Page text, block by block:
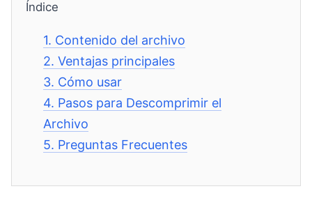
Índice
1. Contenido del archivo
2.Ventajas principales
3. Cómo usar
4. Pasos para Descomprimir el
Archivo
5. Preguntas Frecuentes